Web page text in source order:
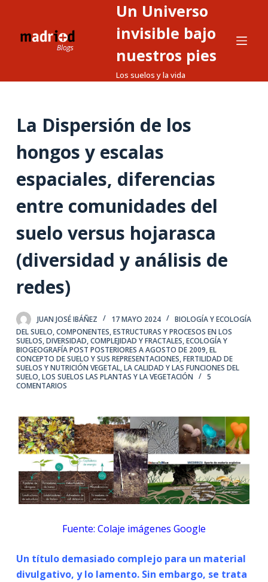
o
Un Universo
invisible bajo
nuestros pies
Los suelos y la vida
La Dispersión de los
hongos y escalas
espaciales, diferencias
entre comunidades del
suelo versus hojarasca
(diversidad y análisis de
redes)
JUAN JOSÉ IBÁÑEZ 17 MAYO 2024
BIOLOGÍA Y ECOLOGÍA
DEL SUELO,COMPONENTES, ESTRUCTURAS Y PROCESOS EN LOS
SUELOS,DIVERSIDAD, COMPLEJIDAD Y FRACTALES,ECOLOGÍA Y
BIOGEOGRAFÍA POST POSTERIORES A AGOSTO DE 2009,EL
CONCEPTO DE SUELO Y SUS REPRESENTACIONES,FERTILIDAD DE
SUELOS Y NUTRICIÓN VEGETAL,LA CALIDAD Y LAS FUNCIONES DEL
SUELO,LOS SUELOS LAS PLANTAS Y LA VEGETACIÓN
5
COMENTARIOS
Fuente: Colaje imágenes Google
Un título demasiado complejo para un material
divulgativo, y lo lamento. Sin embargo, se trata